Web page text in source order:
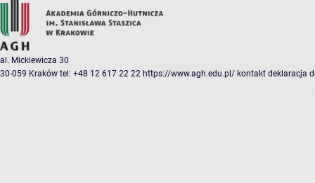
al. Mickiewicza 30
30-059 Kraków tel: +48 12 617 22 22 https://www.agh.edu.pl/ kontakt deklaracja